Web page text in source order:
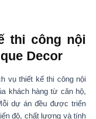
thi công nội
Decor
vụ thiết kế thi công nội
khách hàng từ căn hộ,
dự án đều được triển
độ, chất lượng và tính